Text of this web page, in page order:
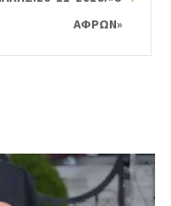
ΑΦΡΩΝ»